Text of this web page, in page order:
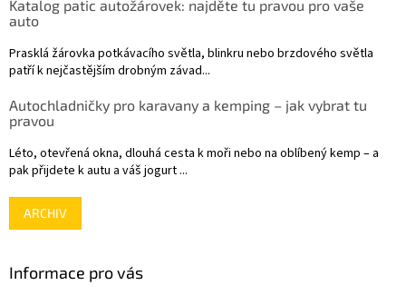
Katalog patic autožárovek: najděte tu pravou pro vaše
auto
Prasklá žárovka potkávacího světla, blinkru nebo brzdového světla
patří k nejčastějším drobným závad...
Autochladničky pro karavany a kemping – jak vybrat tu
pravou
Léto, otevřená okna, dlouhá cesta k moři nebo na oblíbený kemp – a
pak přijdete k autu a váš jogurt ...
ARCHIV
Informace pro vás